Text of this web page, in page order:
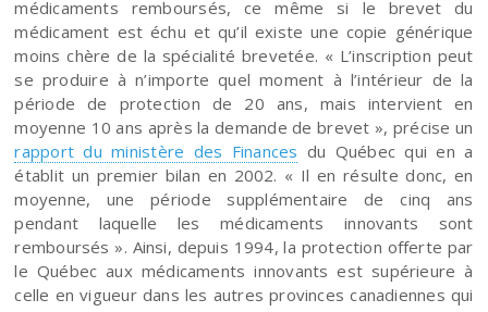
médicaments remboursés, ce même si le brevet du
médicament est échu et qu’il existe une copie générique
moins chère de la spécialité brevetée. « L’inscription peut
se produire à n’importe quel moment à l’intérieur de la
période de protection de 20 ans, mais intervient en
moyenne 10 ans après la demande de brevet », précise un
rapport du ministère des Finances du Québec qui en a
établit un premier bilan en 2002. « Il en résulte donc, en
moyenne, une période supplémentaire de cinq ans
pendant laquelle les médicaments innovants sont
remboursés ». Ainsi, depuis 1994, la protection offerte par
le Québec aux médicaments innovants est supérieure à
celle en vigueur dans les autres provinces canadiennes qui